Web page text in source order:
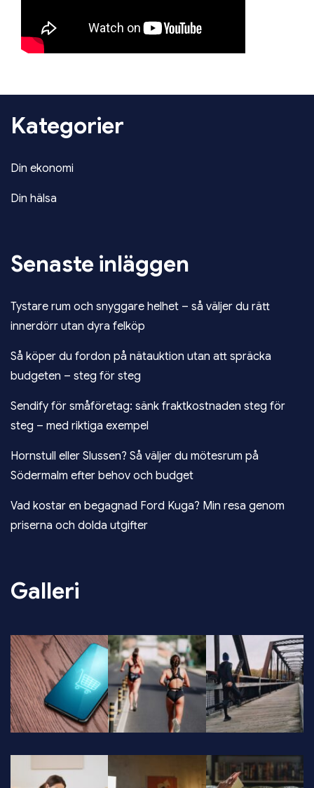
Kategorier
Din ekonomi
Din hälsa
Senaste inläggen
Tystare rum och snyggare helhet – så väljer du rätt
innerdörr utan dyra felköp
Så köper du fordon på nätauktion utan att spräcka
budgeten – steg för steg
Sendify för småföretag: sänk fraktkostnaden steg för
steg – med riktiga exempel
Hornstull eller Slussen? Så väljer du mötesrum på
Södermalm efter behov och budget
Vad kostar en begagnad Ford Kuga? Min resa genom
priserna och dolda utgifter
Galleri